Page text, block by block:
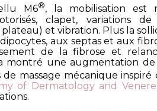
M6®, la mobilisation est
clapet, variations de
et vibration. Plus la
aux septas et aux
de la fibrose et
montré une augmentation
de massage mécanique
of Dermatology and